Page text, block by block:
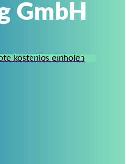
GmbH
kostenlos einholen